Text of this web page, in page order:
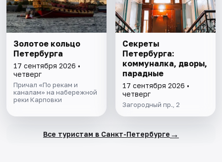
Золотое кольцо
Петербурга
17 сентября 2026 •
четверг
Причал «По рекам и
каналам» на набережной
реки Карповки
Секреты
Петербурга:
коммуналка, дворы,
парадные
17 сентября 2026 •
четверг
Загородный пр., 2
Все туристам в Санкт-Петербурге →